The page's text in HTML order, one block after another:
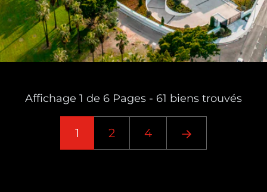
Affichage 1 de 6 Pages - 61 biens trouvés
1 2 4